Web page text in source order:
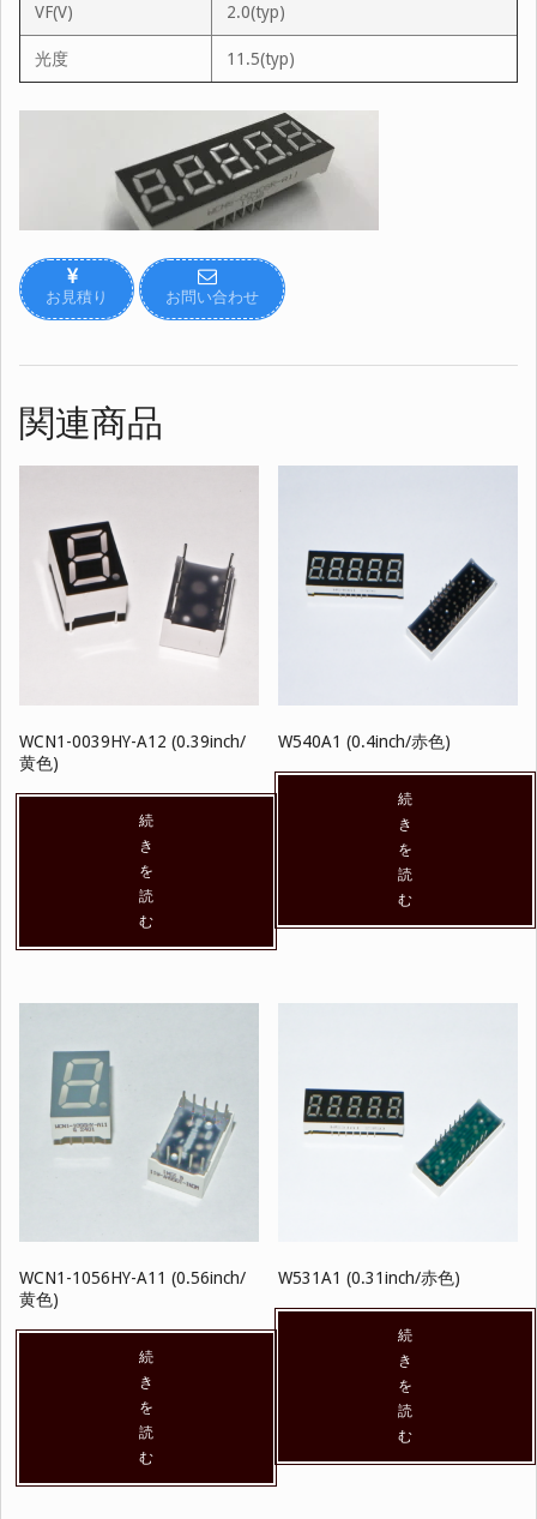
VF(V) 2.0(typ)
光度 11.5(typ)
お見積り お問い合わせ
関連商品
WCN1-0039HY-A12 (0.39inch/
黄色)
続
き
を
読
む
W540A1 (0.4inch/赤色)
続
き
を
読
む
WCN1-1056HY-A11 (0.56inch/
黄色)
続
き
を
読
む
W531A1 (0.31inch/赤色)
続
き
を
読
む